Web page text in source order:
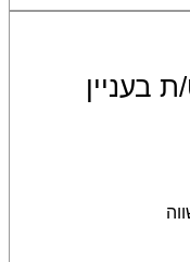
בעניין